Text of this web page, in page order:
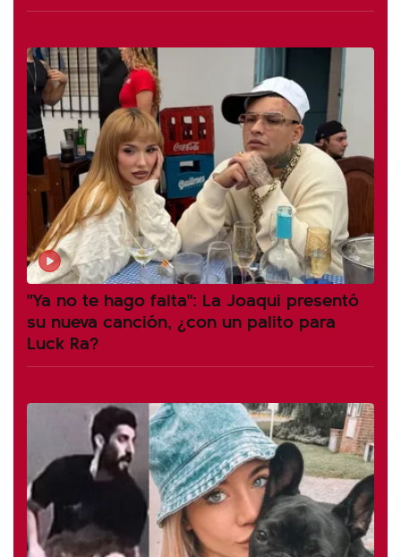
"Ya no te hago falta": La Joaqui presentó
su nueva canción, ¿con un palito para
Luck Ra?